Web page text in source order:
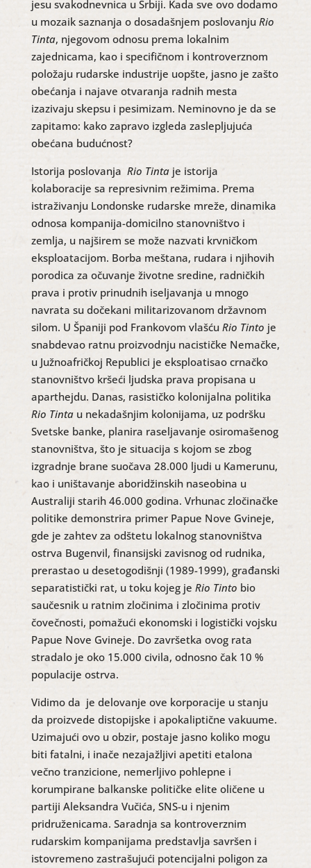
jesu svakodnevnica u Srbiji. Kada sve ovo dodamo
u mozaik saznanja o dosadašnjem poslovanju Rio
Tinta, njegovom odnosu prema lokalnim
zajednicama, kao i specifičnom i kontroverznom
položaju rudarske industrije uopšte, jasno je zašto
obećanja i najave otvaranja radnih mesta
izazivaju skepsu i pesimizam. Neminovno je da se
zapitamo: kako zapravo izgleda zaslepljujuća
obećana budućnost?
Istorija poslovanja Rio Tintaje istorija
kolaboracije sa represivnim režimima. Prema
istraživanju Londonske rudarske mreže, dinamika
odnosa kompanija-domicilno stanovništvo i
zemlja, u najširem se može nazvati krvničkom
eksploatacijom. Borba meštana, rudara i njihovih
porodica za očuvanje životne sredine, radničkih
prava i protiv prinudnih iseljavanja u mnogo
navrata su dočekani militarizovanom državnom
silom. U Španiji pod Frankovom vlašću Rio Tinto je
snabdevao ratnu proizvodnju nacističke Nemačke,
u Južnoafričkoj Republici je eksploatisao crnačko
stanovništvo kršeći ljudska prava propisana u
aparthejdu. Danas, rasističko kolonijalna politika
Rio Tintau nekadašnjim kolonijama, uz podršku
Svetske banke, planira raseljavanje osiromašenog
stanovništva, što je situacija s kojom se zbog
izgradnje brane suočava 28.000 ljudi u Kamerunu,
kao i uništavanje aboridžinskih naseobina u
Australiji starih 46.000 godina. Vrhunac zločinačke
politike demonstrira primer Papue Nove Gvineje,
gde je zahtev za odštetu lokalnog stanovništva
ostrva Bugenvil, finansijski zavisnog od rudnika,
prerastao u desetogodišnji (1989-1999), građanski
separatistički rat, u toku kojeg je Rio Tinto bio
saučesnik u ratnim zločinima i zločinima protiv
čovečnosti, pomažući ekonomski i logistički vojsku
Papue Nove Gvineje. Do završetka ovog rata
stradalo je oko 15.000 civila, odnosno čak 10 %
populacije ostrva.
Vidimo da je delovanje ove korporacije u stanju
da proizvede distopijske i apokaliptične vakuume.
Uzimajući ovo u obzir, postaje jasno koliko mogu
biti fatalni, i inače nezajažljivi apetiti etalona
večno tranzicione, nemerljivo pohlepne i
korumpirane balkanske političke elite oličene u
partiji Aleksandra Vučića, SNS-u i njenim
pridruženicama. Saradnja sa kontroverznim
rudarskim kompanijama predstavlja savršen i
istovremeno zastrašujući potencijalni poligon za